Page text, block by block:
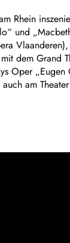
Rhein
und
dem Grand
Oper
am